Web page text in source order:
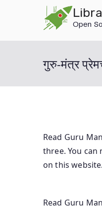
Open
गुरु-मंत्र
Read Guru
three. You
on this website.
Read Guru